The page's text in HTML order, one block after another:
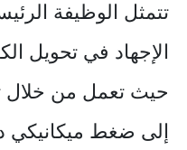
تتمثل الوظيفة
الإجهاد في تحويل
حيث تعمل من خلال
إلى ضغط